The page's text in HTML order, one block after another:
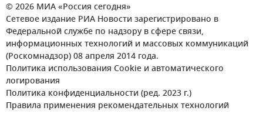
© 2026 МИА «Россия сегодня»
Сетевое издание РИА Новости зарегистрировано в
Федеральной службе по надзору в сфере связи,
информационных технологий и массовых коммуникаций
(Роскомнадзор) 08 апреля 2014 года.
Политика использования Cookie и автоматического
логирования
Политика конфиденциальности (ред. 2023 г.)
Правила применения рекомендательных технологий